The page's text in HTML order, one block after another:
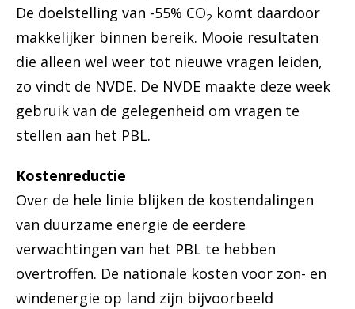
De doelstelling van -55% CO2 komt daardoor
makkelijker binnen bereik. Mooie resultaten
die alleen wel weer tot nieuwe vragen leiden,
zo vindt de NVDE. De NVDE maakte deze week
gebruik van de gelegenheid om vragen te
stellen aan het PBL.
Kostenreductie
Over de hele linie blijken de kostendalingen
van duurzame energie de eerdere
verwachtingen van het PBL te hebben
overtroffen. De nationale kosten voor zon- en
windenergie op land zijn bijvoorbeeld